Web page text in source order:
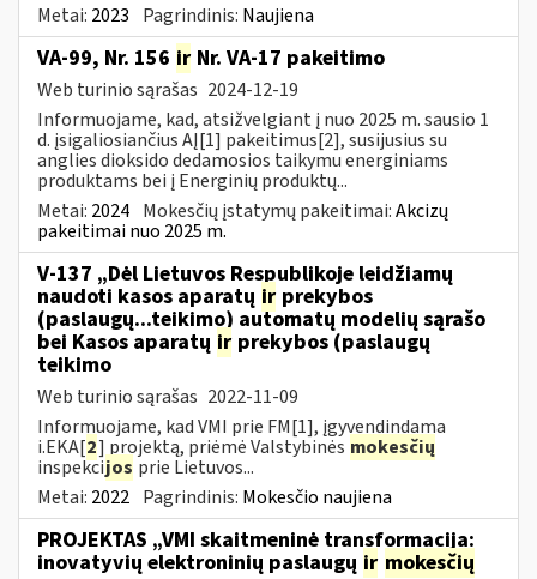
Metai: 2023 Pagrindinis: Naujiena
VA-99, Nr. 156 ir Nr. VA-17 pakeitimo
Web turinio sąrašas 2024-12-19
Informuojame, kad, atsižvelgiant į nuo 2025 m. sausio 1
d. įsigaliosiančius AĮ[1] pakeitimus[2], susijusius su
anglies dioksido dedamosios taikymu energiniams
produktams bei į Energinių produktų...
Metai: 2024 Mokesčių įstatymų pakeitimai:Akcizų
pakeitimai nuo 2025 m.
V-137 „Dėl Lietuvos Respublikoje leidžiamų
naudoti kasos aparatų ir prekybos
(paslaugų...teikimo) automatų modelių sąrašo
bei Kasos aparatų ir prekybos (paslaugų
teikimo
Web turinio sąrašas 2022-11-09
Informuojame, kad VMI prie FM[1], įgyvendindama
i.EKA[2] projektą, priėmė Valstybinės mokesčių
inspekcijos prie Lietuvos...
Metai: 2022 Pagrindinis: Mokesčio naujiena
PROJEKTAS „VMI skaitmeninė transformacija:
inovatyvių elektroninių paslaugų ir mokesčių